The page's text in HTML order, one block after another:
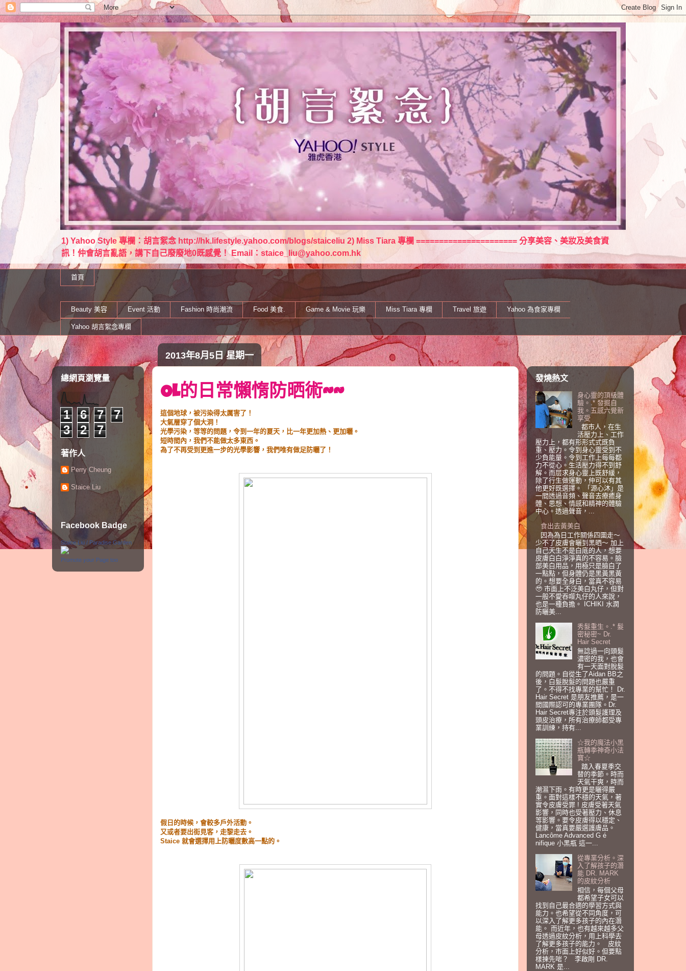
1) Yahoo Style 專欄：胡言絮念 http://hk.lifestyle.yahoo.com/blogs/staiceliu 2) Miss Tiara 專欄 ====================== 分享美容、美妝及美食資
訊！仲會胡言亂語，講下自己廢廢地0既感覺！ Email：staice_liu@yahoo.com.hk
首頁
Beauty 美容 Event 活動 Fashion 時尚潮流 Food 美食. Game & Movie 玩樂 Miss Tiara 專欄 Travel 旅遊 Yahoo 為食家專欄
Yahoo 胡言絮念專欄
2013年8月5日 星期一
OL的日常懶惰防晒術~~
這個地球，被污染得太厲害了！
大氣層穿了個大洞！
光學污染，等等的問題，令到一年的夏天，比一年更加熱、更加曬。
短時間內，我們不能做太多東西。
為了不再受到更進一步的光學影響，我們唯有做足防曬了！
假日的時候，會較多戶外活動。
又或者要出街見客，走黎走去。
Staice 就會選擇用上防曬度數高一點的。
總網頁瀏覽量
1 6 7
7
3
2 7
著作人
Perry Cheung
Staice Liu
Facebook Badge
Staice Liu / Paradise Garden
Promote your Page too
發燒熱文
身心靈的頂級體
驗。.* 發掘自
我。五感六覺新
享受
都巿人，在生
活壓力上、工作
壓力上，都有形形式式既負
重、壓力。令到身心靈受到不
少負能量。令到工作上每每都
力不從心。生活壓力得不到舒
解。而层求身心靈上既舒緩，
除了行生做運動，仲可以有其
他更好既選擇。 「源心沐」是
一間透過音頻、聲音去療癒身
體、思想、情感和精神的體驗
中心。透過聲音，...
食出去黃美白
因為為日工作關係四圍走～
少不了皮膚會曬到黑晒～ 加上
自己天生不是白底的人，想要
皮膚白白淨淨真的不容易。臉
部美白用品，用極只是臉白了
一點點，但身體仍是黑黃黑黃
的。想要全身白，當真不容易
🥹 巿面上不泛美白丸仔，但對
一般不愛吞噬丸仔的人來說，
也是一種負擔。 ICHIKI 水潤
防曬美...
秀髮重生。.* 髮
密秘密~ Dr.
Hair Secret
無諗過一向頭髮
濃密的我，也會
有一天面對脫髮
的問題。自從生了Aidan BB之
後，白髮脫髮的問題也嚴重
了。不得不找專業的幫忙！ Dr.
Hair Secret 是朋友推薦，是一
間國際認可的專業團隊。Dr.
Hair Secret專注於頭髮護理及
頭皮治療，所有治療師都受專
業訓練，持有...
☆我的魔法小黑
瓶轉季神奇小法
寶☆
踏入春夏季交
替的季節。時而
天氣干爽，時而
潮濕下雨。有時更是曬得嚴
重。面對這樣不穩的天氣，著
實令皮膚受罪 ! 皮膚受著天氣
影響，同時也受著壓力、休息
等影響。要令皮膚得以穩定、
健康，當真要嚴選護膚品。
Lancôme Advanced G é
nifique 小黑瓶 這一...
從專業分析。深
入了解孩子的潛
能 DR. MARK
的皮紋分析
相信，每個父母
都希望子女可以
找到自己最合適的學習方式與
能力。也希望從不同角度，可
以深入了解更多孩子的內在潛
能。 而近年，也有越來越多父
母透過皮紋分析，用上科學去
了解更多孩子的能力。 皮紋
分析，巿面上好似好。但要點
樣揀先啱？ 李啟剛 DR.
MARK 是...